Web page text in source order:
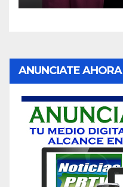
ANUNCIATE AHORA